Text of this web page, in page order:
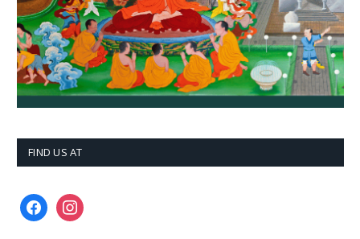
FIND US AT
facebookinstagram